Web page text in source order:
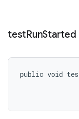
testRunStarted
public void